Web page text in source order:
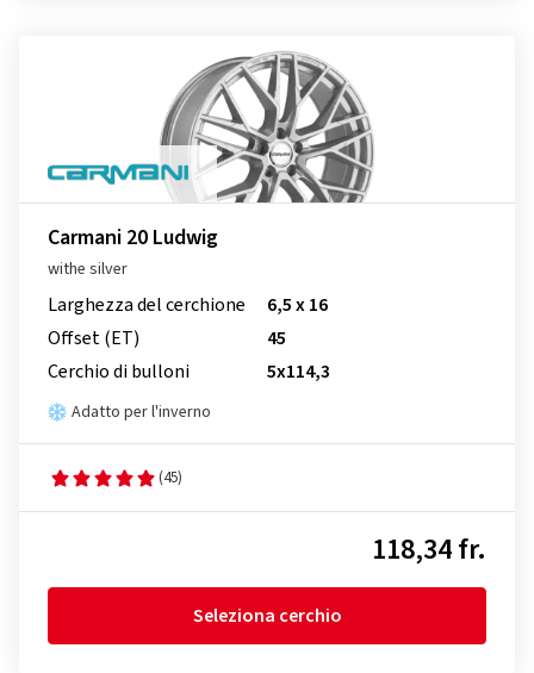
Carmani 20 Ludwig
withe silver
Larghezza del cerchione
6,5 x 16
Offset (ET)
45
Cerchio di bulloni
5x114,3
Adatto per l'inverno
(45)
118,34 fr.
Seleziona cerchio